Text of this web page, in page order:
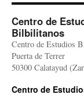
Centro de
Bilbilitanos
Centro de Estudios
Puerta de Terrer
50300 Calatayud
Centro de